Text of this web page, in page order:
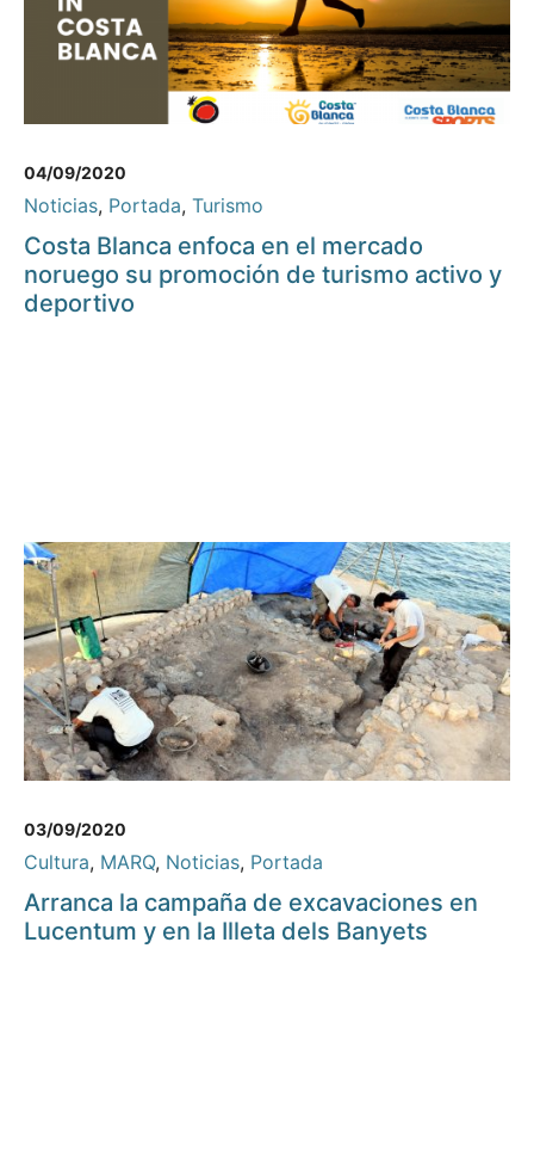
04/09/2020
Noticias, Portada, Turismo
Costa Blanca enfoca en el mercado
noruego su promoción de turismo activo y
deportivo
03/09/2020
Cultura, MARQ, Noticias, Portada
Arranca la campaña de excavaciones en
Lucentum y en la Illeta dels Banyets